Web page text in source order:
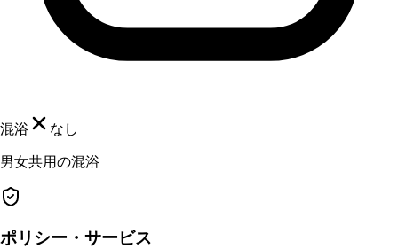
混浴 なし
男女共用の混浴
ポリシー・サービス